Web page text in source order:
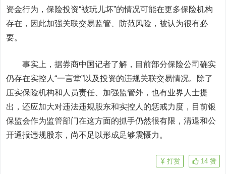
资金行为，保险投资“被玩儿坏”的情况可能在更多保险机构
存在，因此加强关联交易监管、防范风险，被认为很有必
要。
事实上，据券商中国记者了解，目前部分保险公司确实
仍存在实控人“一言堂”以及投资的违规关联交易情况。除了
压实保险机构和人员责任、加强监管外，也有业界人士提
出，还应加大对违法违规股东和实控人的惩戒力度，目前银
保监会作为监管部门在这方面的抓手仍然很有限，清退和公
开通报违规股东，尚不足以形成足够震慑力。
14 赞
打赏